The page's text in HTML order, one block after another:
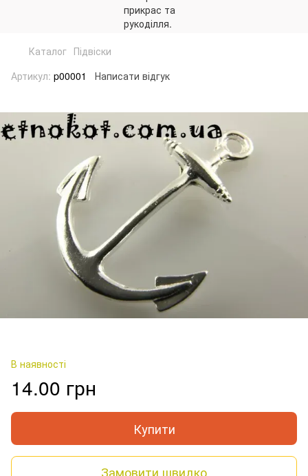
Каталог Підвіски
Артикул: p00001 Написати відгук
В наявності
14.00 грн
Купити
Замовити швидко